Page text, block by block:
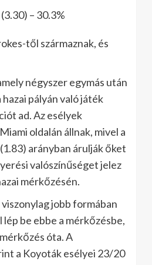
– 30.3%
től származnak, és
négyszer egymás után
pályán való játék
ad. Az esélyek
oldalán állnak, mivel a
arányban árulják őket
valószínűséget jelez
mérkőzésén.
jobb formában
be ebbe a mérkőzésbe,
óta. A
a Koyoták esélyei 23/20